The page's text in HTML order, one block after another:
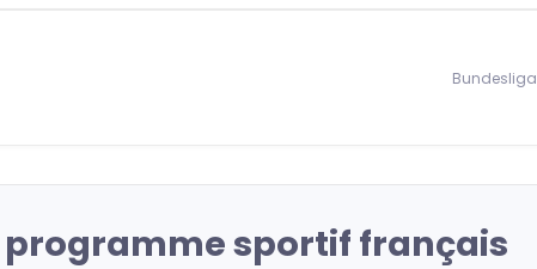
Bundesliga
programme sportif français